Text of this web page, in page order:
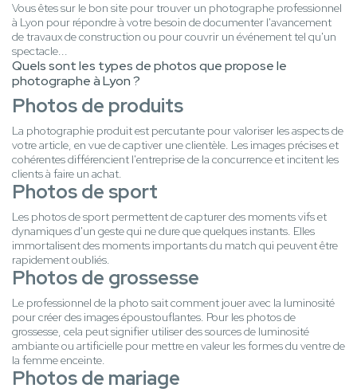
Vous êtes sur le bon site pour trouver un photographe professionnel
à Lyon pour répondre à votre besoin de documenter l'avancement
de travaux de construction ou pour couvrir un événement tel qu'un
spectacle...
Quels sont les types de photos que propose le
photographe à Lyon ?
Photos de produits
La photographie produit est percutante pour valoriser les aspects de
votre article, en vue de captiver une clientèle. Les images précises et
cohérentes différencient l'entreprise de la concurrence et incitent les
clients à faire un achat.
Photos de sport
Les photos de sport permettent de capturer des moments vifs et
dynamiques d'un geste qui ne dure que quelques instants. Elles
immortalisent des moments importants du match qui peuvent être
rapidement oubliés.
Photos de grossesse
Le professionnel de la photo sait comment jouer avec la luminosité
pour créer des images époustouflantes. Pour les photos de
grossesse, cela peut signifier utiliser des sources de luminosité
ambiante ou artificielle pour mettre en valeur les formes du ventre de
la femme enceinte.
Photos de mariage